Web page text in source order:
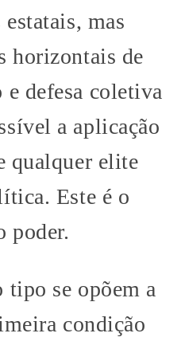
mas
horizontais de
e defesa coletiva
a aplicação
qualquer elite
Este é o
poder.
tipo se opõem a
condição